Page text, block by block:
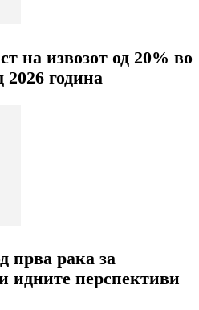
на извозот од 20% во
2026 година
прва рака за
идните перспективи